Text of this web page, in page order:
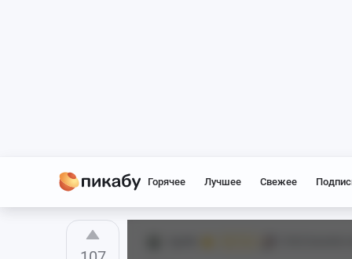
Горячее Лучшее Свежее